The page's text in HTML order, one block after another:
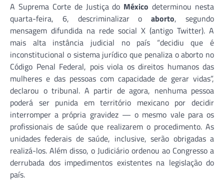
A Suprema Corte de Justiça do México determinou nesta
quarta-feira, 6, descriminalizar oaborto, segundo
mensagem difundida na rede social X (antigo Twitter). A
mais alta instância judicial no país “decidiu que é
inconstitucional o sistema jurídico que penaliza o aborto no
Código Penal Federal, pois viola os direitos humanos das
mulheres e das pessoas com capacidade de gerar vidas”,
declarou o tribunal. A partir de agora, nenhuma pessoa
poderá ser punida em território mexicano por decidir
interromper a própria gravidez — o mesmo vale para os
profissionais de saúde que realizarem o procedimento. As
unidades federais de saúde, inclusive, serão obrigadas a
realizá-los. Além disso, o Judiciário ordenou ao Congresso a
derrubada dos impedimentos existentes na legislação do
país.